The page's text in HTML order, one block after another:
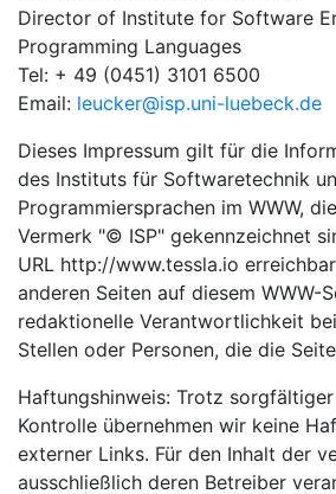
Director of Institute for Software
Programming Languages
Tel: + 49 (0451) 3101 6500
Email: leucker@isp.uni-luebeck.de
Dieses Impressum gilt für die
des Instituts für Softwaretechnik
Programmiersprachen im WWW,
Vermerk "© ISP" gekennzeichnet
URL http://www.tessla.io
anderen Seiten auf diesem WWW-
redaktionelle Verantwortlichkeit
Stellen oder Personen, die die
Haftungshinweis: Trotz
Kontrolle übernehmen wir keine
externer Links. Für den Inhalt der
ausschließlich deren Betreiber